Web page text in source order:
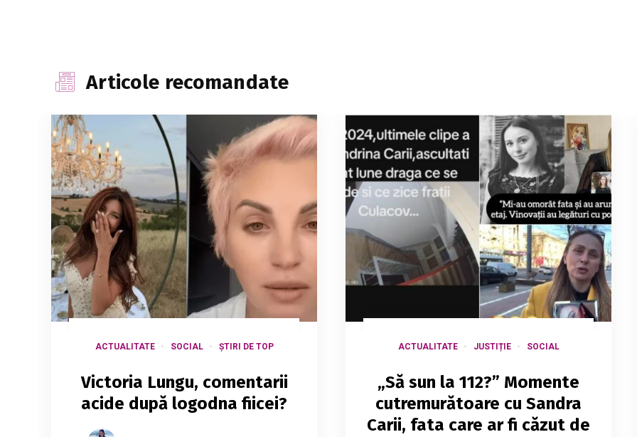
Articole recomandate
ACTUALITATE SOCIAL ȘTIRI DE TOP
Victoria Lungu, comentarii
acide după logodna fiicei?
ACTUALITATE JUSTIȚIE SOCIAL
„Să sun la 112?” Momente
cutremurătoare cu Sandra
Carii, fata care ar fi căzut de